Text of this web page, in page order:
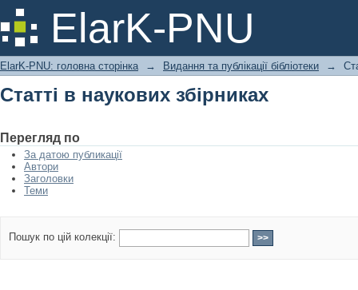
ElarK-PNU
Статті в наукових збірниках
ElarK-PNU: головна сторінка → Видання та публікації бібліотеки →
Статті в наукових збірниках
Перегляд по
За датою публикації
Автори
Заголовки
Теми
Пошук по цій колекції: